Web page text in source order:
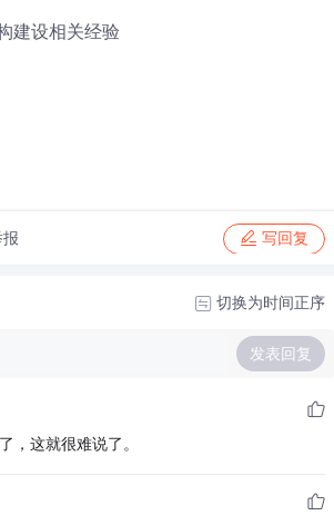
建设相关经验
写回复
切换为时间正序
发表回复
，这就很难说了。